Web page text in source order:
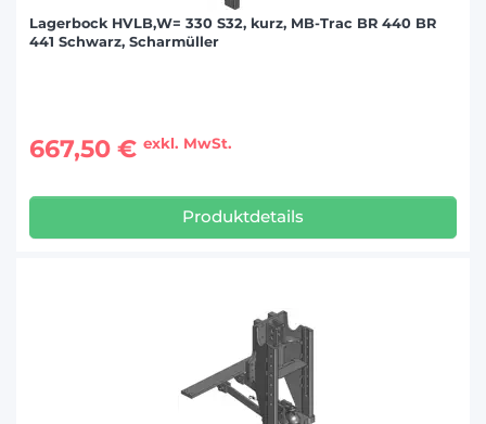
Lagerbock HVLB,W= 330 S32, kurz, MB-Trac BR 440 BR
441 Schwarz, Scharmüller
667,50 € exkl. MwSt.
Produktdetails